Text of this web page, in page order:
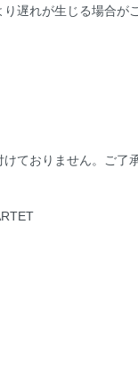
遅れが生じる場合が
ておりません。ご了承